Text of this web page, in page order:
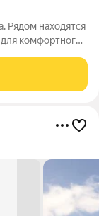
Рядом находятся
комфортного
могут